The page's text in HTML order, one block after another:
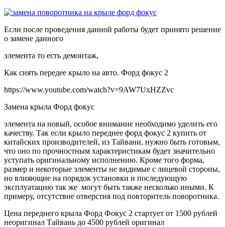
Если после проведения данной работы будет принято решение
о замене данного
элемента то есть демонтаж,
Как снять передее крыло на авто. Форд фокус 2
https://www.youtube.com/watch?v=9AW7UxHZZvc
Замена крыла Форд фокус
элемента на новый, особое внимание необходимо уделить его
качеству. Так если крыло переднее форд фокус 2 купить от
китайских производителей, из Тайвани, нужно быть готовым,
что оно по прочностным характеристикам будет значительно
уступать оригинальному исполнению. Кроме того форма,
размер и некоторые элементы не видимые с лицевой стороны,
но влияющие на порядок установки и последующую
эксплуатацию так же могут быть также несколько иными. К
примеру, отсутствие отверстия под повторитель поворотника.
Цена переднего крыла Форд Фокус 2 стартует от 1500 рублей
неоригинал Тайвань до 4500 рублей оригинал